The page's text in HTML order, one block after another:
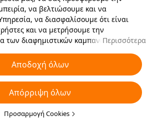
να βελτιώσουμε και να
να διασφαλίσουμε ότι είναι
και να μετρήσουμε την
των διαφημιστικών καμπανιών. Εάν
οποίους συνεργαζόμαστε να αποθηκεύουν
τεχνολογίες στη συσκευή σας για
Μπορείτε επίσης να κάνετε
τα μη απαραίτητα cookie ή να επιλέξετε
θέλετε να αποδεχτείτε ή να
κλικ στην επιλογή "Προσαρμογή
Περισσότερα
Αποδοχή όλων
Απόρριψη όλων
Προσαρμογή Cookies